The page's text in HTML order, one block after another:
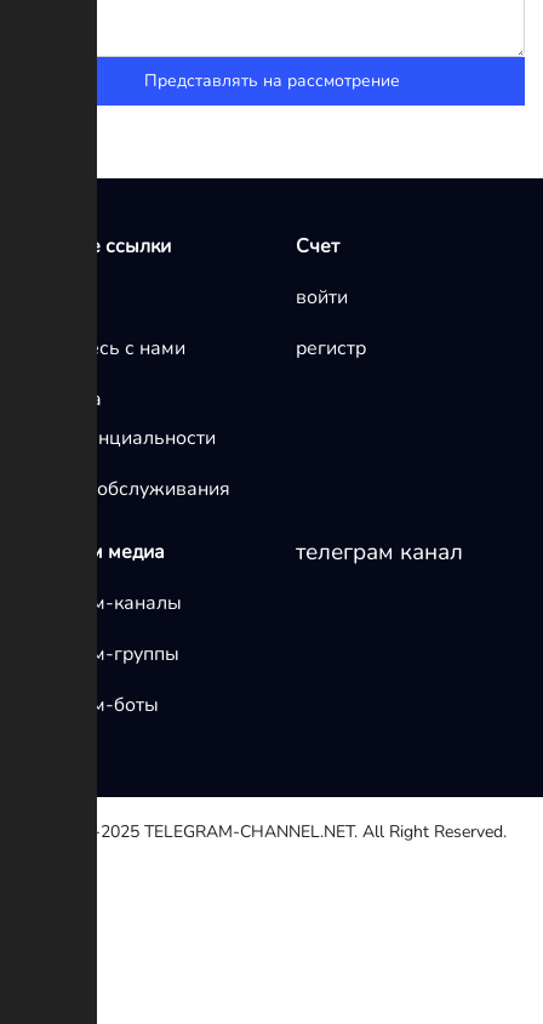
Представлять на рассмотрение
Быстрые ссылки
Свяжитесь с нами
политика
конфиденциальности
условия обслуживания
Счет
войти
регистр
телеграм медиа
Телеграм-каналы
Телеграм-группы
Телеграм-боты
телеграм канал
© 2020-2025 TELEGRAM-CHANNEL.NET. All Right Reserved.